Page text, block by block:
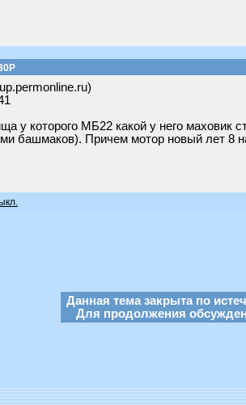
у которого МБ22 какой у него маховик
башмаков). Причем мотор новый лет 8
Данная тема закрыта по
Для продолжения